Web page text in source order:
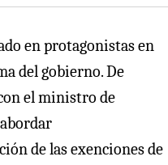
en protagonistas en
del gobierno. De
el ministro de
de las exenciones de